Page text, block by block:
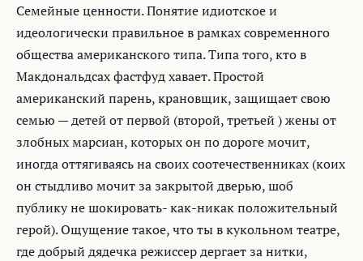
Семейные ценности. Понятие идиотское и
идеологически правильное в рамках современного
общества американского типа. Типа того, кто в
Макдональдсах фастфуд хавает. Простой
американский парень, крановщик, защищает свою
семью — детей от первой (второй, третьей ) жены от
злобных марсиан, которых он по дороге мочит,
иногда оттягиваясь на своих соотечественниках (коих
он стыдливо мочит за закрытой дверью, шоб
публику не шокировать- как-никак положительный
герой). Ощущение такое, что ты в кукольном театре,
где добрый дядечка режиссер дергает за нитки,